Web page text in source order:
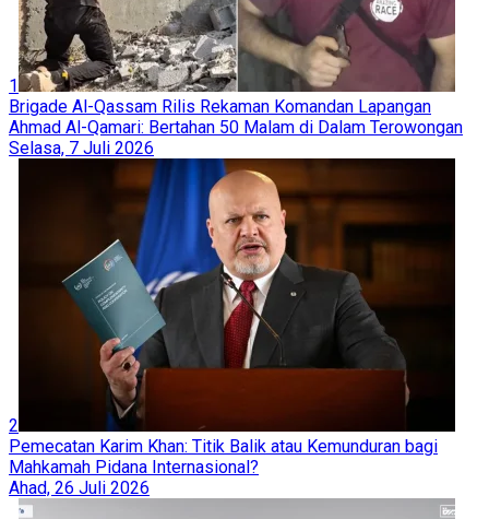
1
Brigade Al-Qassam Rilis Rekaman Komandan Lapangan
Ahmad Al-Qamari: Bertahan 50 Malam di Dalam Terowongan
Selasa, 7 Juli 2026
2
Pemecatan Karim Khan: Titik Balik atau Kemunduran bagi
Mahkamah Pidana Internasional?
Ahad, 26 Juli 2026